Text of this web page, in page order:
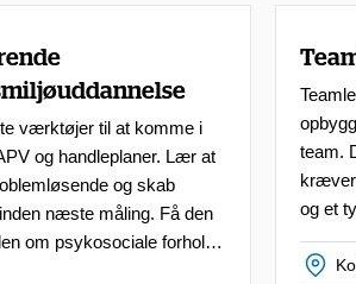
værktøjer til at komme i
og handleplaner. Lær at
og skab
næste måling. Få den
om psykosociale forhold
team.
og et
team.